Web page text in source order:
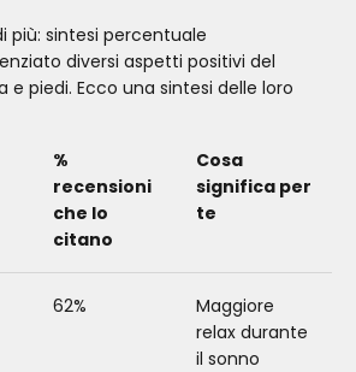
più: sintesi percentuale
diversi aspetti positivi del
e piedi. Ecco una sintesi delle loro
%
recensioni
che lo
citano
Cosa
significa per
te
62%
Maggiore
relax durante
il sonno